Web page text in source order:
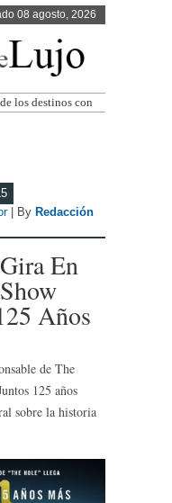
08 agosto, 2026
los destinos con
Centroamérica
| By Redacción
En
Años
de The
125 años
sobre la historia